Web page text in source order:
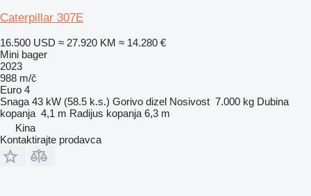
Caterpillar 307E
16.500 USD ≈ 27.920 KM ≈ 14.280 €
Mini bager
2023
988 m/č
Euro 4
Snaga 43 kW (58.5 k.s.) Gorivo dizel Nosivost 7.000 kg Dubina
kopanja 4,1 m Radijus kopanja 6,3 m
Kina
Kontaktirajte prodavca